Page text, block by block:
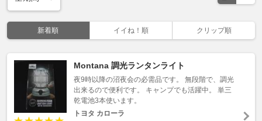
新着順 イイね！順 クリップ順
Montana 調光ランタンライト
夜9時以降の沼夜会の必需品です。 無段階で、調光
出来るので便利です。 キャンプでも活躍中。 単三
乾電池3本使います。
トヨタ カローラ